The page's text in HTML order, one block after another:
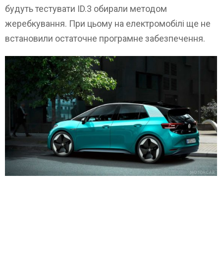
будуть тестувати ID.3 обирали методом
жеребкування. При цьому на електромобілі ще не
встановили остаточне програмне забезпечення.